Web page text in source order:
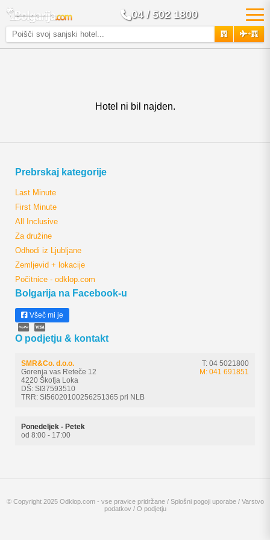
04 / 502 1800
+
Hotel ni bil najden.
Prebrskaj kategorije
Last Minute
First Minute
All Inclusive
Za družine
Odhodi iz Ljubljane
Zemljevid + lokacije
Počitnice - odklop.com
Bolgarija na Facebook-u
Všeč mi je
O podjetju & kontakt
SMR&Co. d.o.o.
Gorenja vas Reteče 12
4220 Škofja Loka
DŠ: SI37593510
TRR: SI56020100256251365 pri NLB
T: 04 5021800
M: 041 691851
Ponedeljek - Petek
od 8:00 - 17:00
© Copyright 2025 Odklop.com - vse pravice pridržane / Splošni pogoji uporabe/ Varstvo
podatkov/ O podjetju